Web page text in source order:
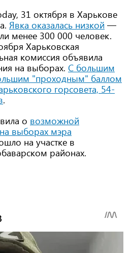
31 октября в Харькове
Явка оказалась низкой —
менее 300 000 человек.
Харьковская
комиссия объявила
на выборах. С большим
"проходным" баллом
горсовета, 54-
.
о возможной
выборах мэра
на участке в
районах.